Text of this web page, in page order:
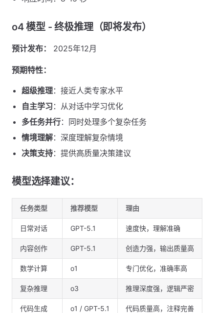
o4 模型 - 终极推理（即将发布）
预计发布： 2025年12月
预期特性：
超级推理：接近人类专家水平
自主学习 ：从对话中学习优化
多任务并行：同时处理多个复杂任务
情境理解：深度理解复杂情境
决策支持：提供高质量决策建议
模型选择建议：
任务类型 推荐模型 理由
日常对话 GPT-5.1 速度快，理解准确
内容创作 GPT-5.1 创造力强，输出质量高
数学计算 o1 专门优化，准确率高
复杂推理 o3 推理深度强，逻辑严密
代码生成 o1 / GPT-5.1 代码质量高，注释完善